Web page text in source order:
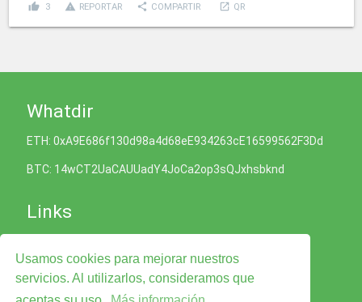
Usamos cookies para mejorar nuestros
servicios. Al utilizarlos, consideramos que
thumb_up 3 report_problem REPORTAR share COMPARTIR launch QR
Whatdir
ETH: 0xA9E686f130d98a4d68eE934263cE16599562F3Dd
BTC: 14wCT2UaCAUUadY4JoCa2op3sQJxhsbknd
Links
Política de Privacidad
Términos y condiciones del Servicio